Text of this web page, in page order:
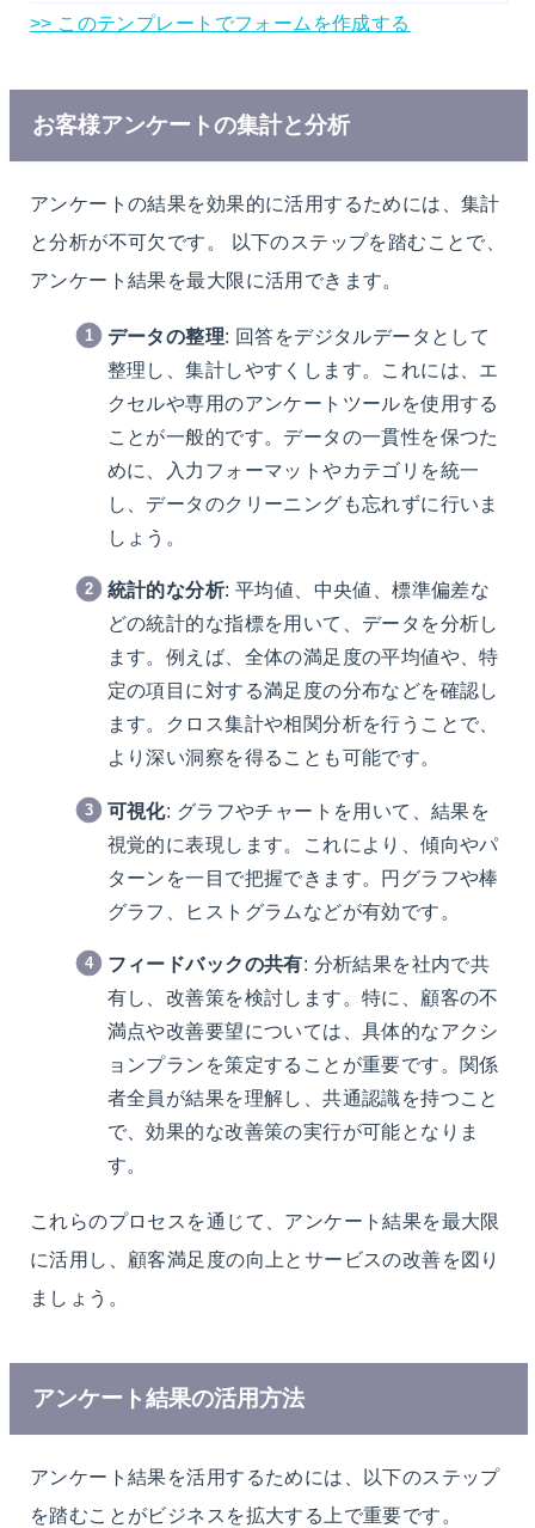
>> このテンプレートでフォームを作成する
お客様アンケートの集計と分析
アンケートの結果を効果的に活用するためには、集計
と分析が不可欠です。 以下のステップを踏むことで、
アンケート結果を最大限に活用できます。
データの整理: 回答をデジタルデータとして
整理し、集計しやすくします。これには、エ
クセルや専用のアンケートツールを使用する
ことが一般的です。データの一貫性を保つた
めに、入力フォーマットやカテゴリを統一
し、データのクリーニングも忘れずに行いま
しょう。
統計的な分析: 平均値、中央値、標準偏差な
どの統計的な指標を用いて、データを分析し
ます。例えば、全体の満足度の平均値や、特
定の項目に対する満足度の分布などを確認し
ます。クロス集計や相関分析を行うことで、
より深い洞察を得ることも可能です。
可視化: グラフやチャートを用いて、結果を
視覚的に表現します。これにより、傾向やパ
ターンを一目で把握できます。円グラフや棒
グラフ、ヒストグラムなどが有効です。
フィードバックの共有: 分析結果を社内で共
有し、改善策を検討します。特に、顧客の不
満点や改善要望については、具体的なアクシ
ョンプランを策定することが重要です。関係
者全員が結果を理解し、共通認識を持つこと
で、効果的な改善策の実行が可能となりま
す。
これらのプロセスを通じて、アンケート結果を最大限
に活用し、顧客満足度の向上とサービスの改善を図り
ましょう。
アンケート結果の活用方法
アンケート結果を活用するためには、以下のステップ
を踏むことがビジネスを拡大する上で重要です。